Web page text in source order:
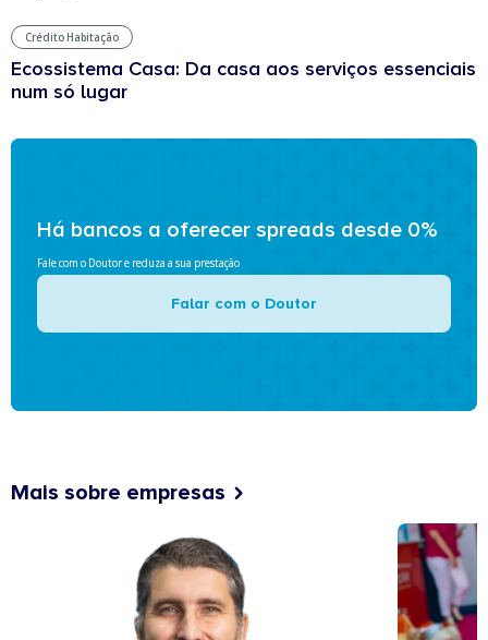
Crédito Habitação
Ecossistema Casa: Da casa aos serviços essenciais
num só lugar
Há bancos a oferecer spreads desde 0%
Fale com o Doutor e reduza a sua prestação
Falar com o Doutor
Mais sobre empresas